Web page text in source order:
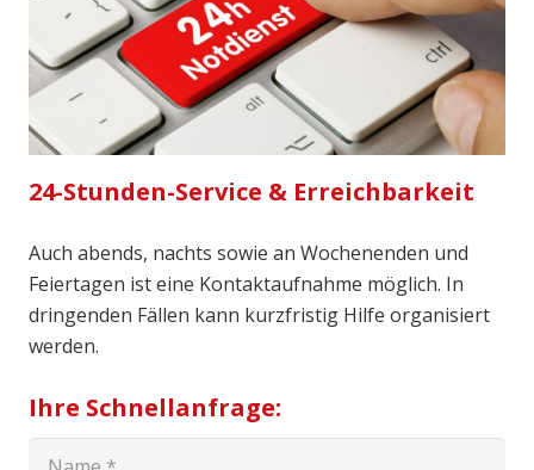
24-Stunden-Service & Erreichbarkeit
Auch abends, nachts sowie an Wochenenden und
Feiertagen ist eine Kontaktaufnahme möglich. In
dringenden Fällen kann kurzfristig Hilfe organisiert
werden.
Ihre Schnellanfrage: